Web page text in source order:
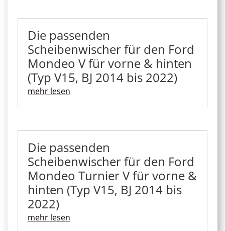
Die passenden
Scheibenwischer für den Ford
Mondeo V für vorne & hinten
(Typ V15, BJ 2014 bis 2022)
mehr lesen
Die passenden
Scheibenwischer für den Ford
Mondeo Turnier V für vorne &
hinten (Typ V15, BJ 2014 bis
2022)
mehr lesen